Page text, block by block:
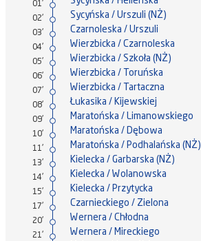
01'
02' Sycyńska / Urszuli (NŻ)
03' Czarnoleska / Urszuli
04' Wierzbicka / Czarnoleska
05' Wierzbicka / Szkoła (NŻ)
06' Wierzbicka / Toruńska
07' Wierzbicka / Tartaczna
08' Łukasika / Kijewskiej
09' Maratońska / Limanowskiego
10' Maratońska / Dębowa
11' Maratońska / Podhalańska (NŻ)
13' Kielecka / Garbarska (NŻ)
14' Kielecka / Wolanowska
15' Kielecka / Przytycka
17' Czarnieckiego / Zielona
20' Wernera / Chłodna
21' Wernera / Mireckiego